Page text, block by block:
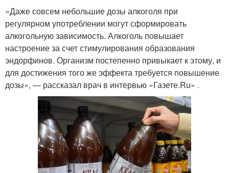
«Даже совсем небольшие дозы алкоголя при
регулярном употреблении могут сформировать
алкогольную зависимость. Алкоголь повышает
настроение за счет стимулирования образования
эндорфинов. Организм постепенно привыкает к этому, и
для достижения того же эффекта требуется повышение
дозы», — рассказал врач в интервью «Газете.Ru» .